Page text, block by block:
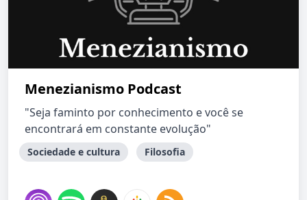
Menezianismo Podcast
"Seja faminto por conhecimento e você se
encontrará em constante evolução"
Sociedade e cultura Filosofia